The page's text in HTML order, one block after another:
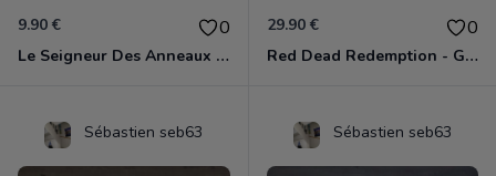
9.90 € 0
Le Seigneur Des Anneaux - La Guerre Du Nord Xbox 360
29.90 € 0
Red Dead Redemption - Game Of The Year Xbox 360
Sébastien seb63 Sébastien seb63